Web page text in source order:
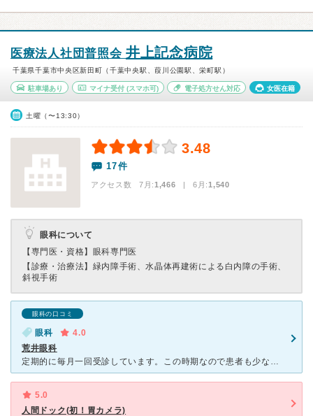
医療法人社団普照会 井上記念病院
千葉県千葉市中央区新田町（千葉中央駅、葭川公園駅、栄町駅）
駐車場あり マイナ受付(スマホ可) 電子処方せん対応 女医在籍
土曜（〜13:30）
3.48
17件
アクセス数 7月:1,466 | 6月:1,540
眼科について
【専門医・資格】 眼科専門医
【診療・治療法】 緑内障手術、水晶体再建術による白内障の手術、
斜視手術
眼科の口コミ
眼科
4.0
荒井眼科
定期的に毎月一回受診しています。この時期なので患者も少なく、比較的待ち時間は短く診察を受けることができます。 3か月に一度、視野検査、眼底写真撮影、網膜の厚みの検査などを受けることになります。 ち
5.0
人間ドック(初！胃カメラ)